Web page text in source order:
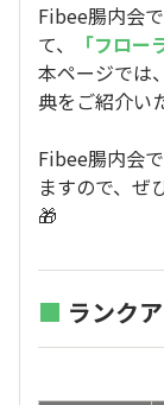
Fibee腸内会
て、
「フロー
本ページでは
典をご紹介い
Fibee腸内会
ますので、ぜ
🎁
■ ランク